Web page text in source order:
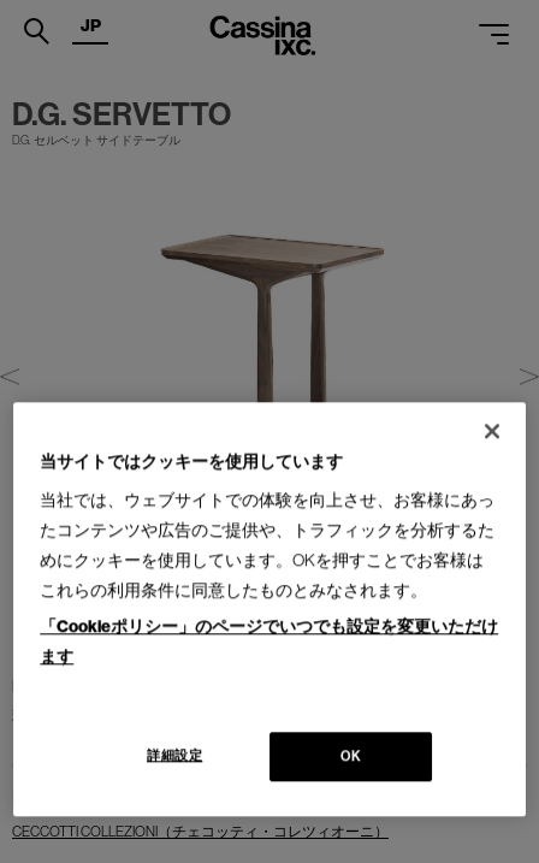
.
PRODUCTS
PROFESSIONAL
ONLINE STORE お問合せ
JP
D.G. SERVETTO
D.G. セルベット サイドテーブル
式のサイドテーブルです。
CECCOTTI COLLEZIONI（チェコッティ・コレツィオーニ）
当サイトではクッキーを使用しています
当社では、ウェブサイトでの体験を向上させ、お客様にあっ
たコンテンツや広告のご提供や、トラフィックを分析するた
めにクッキーを使用しています。OKを押すことでお客様は
これらの利用条件に同意したものとみなされます。
「Cookieポリシー」のページでいつでも設定を変更いただけ
ます
OK
詳細設定